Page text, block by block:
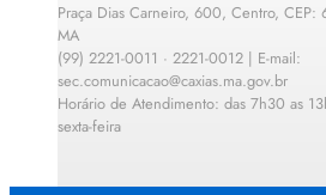
Praça Dias Carneiro, 600, Centro,
MA
(99) 2221-0011 · 2221-0012 | E-mail:
sec.comunicacao@caxias.ma.gov.br
Horário de Atendimento: das 7h30 as
sexta-feira